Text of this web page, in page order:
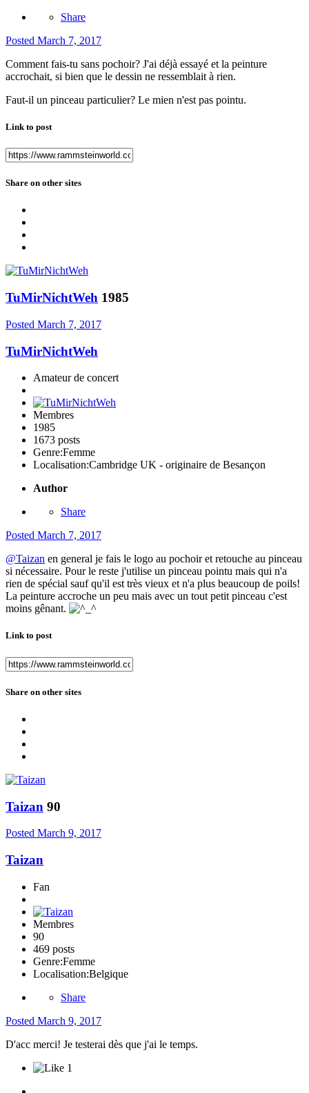
Share
Posted March 7, 2017
Comment fais-tu sans pochoir? J'ai déjà essayé et la peinture
accrochait, si bien que le dessin ne ressemblait à rien.
Faut-il un pinceau particulier? Le mien n'est pas pointu.
Link to post
Share on other sites
TuMirNichtWeh 1985
Posted March 7, 2017
TuMirNichtWeh
Amateur de concert
Membres
1985
1673 posts
Genre:Femme
Localisation:Cambridge UK - originaire de Besançon
Author
Share
Posted March 7, 2017
@Taizan en general je fais le logo au pochoir et retouche au pinceau
si nécessaire. Pour le reste j'utilise un pinceau pointu mais qui n'a
rien de spécial sauf qu'il est très vieux et n'a plus beaucoup de poils!
La peinture accroche un peu mais avec un tout petit pinceau c'est
moins gênant.
Link to post
Share on other sites
Taizan 90
Posted March 9, 2017
Taizan
Fan
Membres
90
469 posts
Genre:Femme
Localisation:Belgique
Share
Posted March 9, 2017
D'acc merci! Je testerai dès que j'ai le temps.
1